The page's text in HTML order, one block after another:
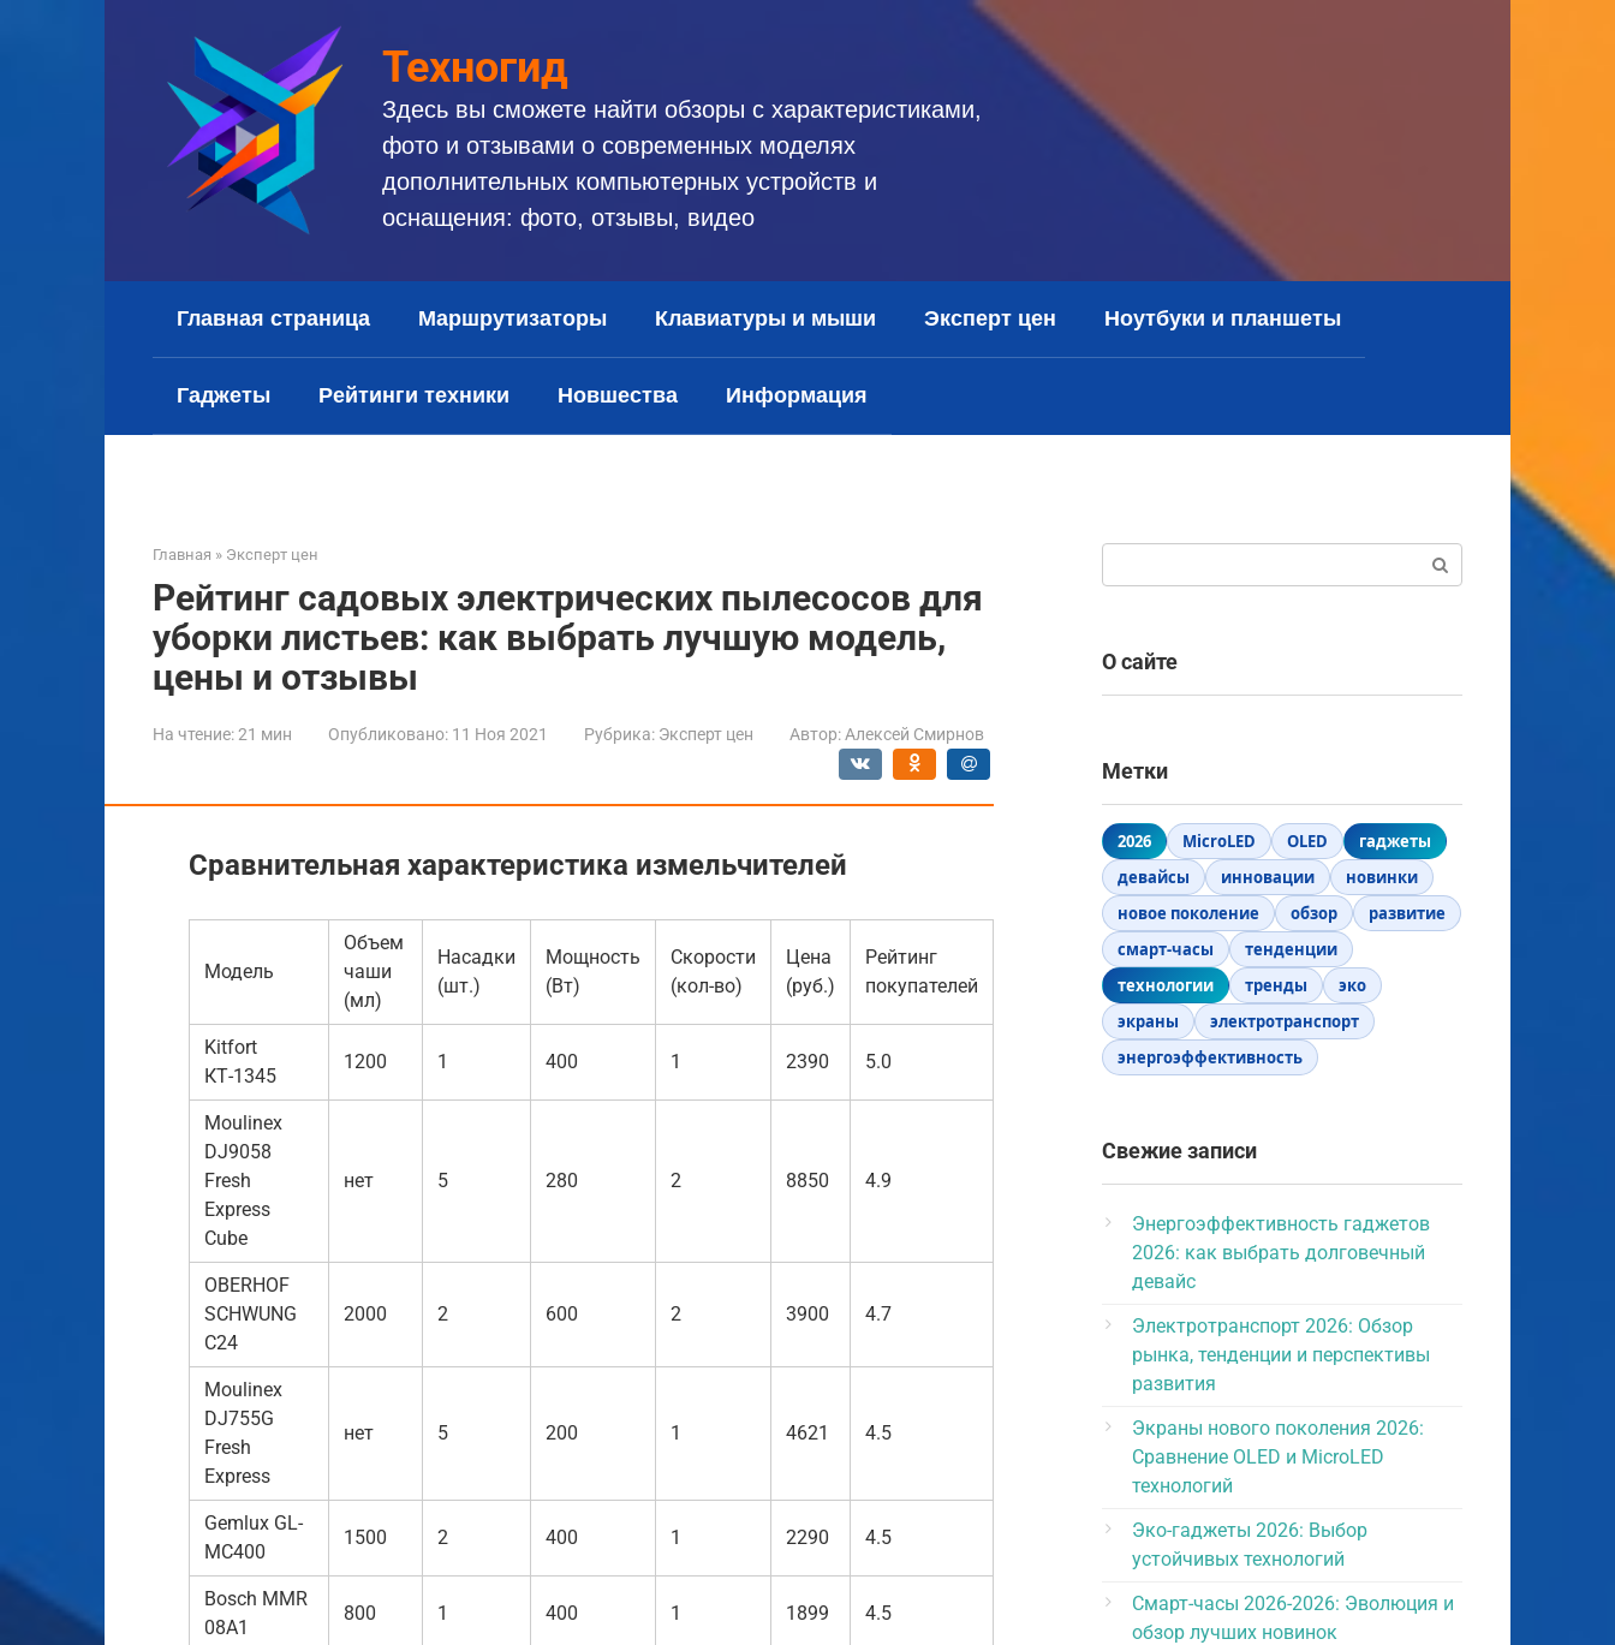
Техногид
Здесь вы сможете найти обзоры с характеристиками,
фото и отзывами о современных моделях
дополнительных компьютерных устройств и
оснащения: фото, отзывы, видео
Главная страница Маршрутизаторы Клавиатуры и мыши Эксперт цен Ноутбуки и планшеты
Гаджеты Рейтинги техники Новшества Информация
Главная » Эксперт цен
Рейтинг садовых электрических пылесосов для
уборки листьев: как выбрать лучшую модель,
цены и отзывы
На чтение:21 мин Опубликовано: 11 Ноя 2021 Рубрика: Эксперт цен Автор: Алексей Смирнов
Сравнительная характеристика измельчителей
Модель
Объем
чаши
(мл)
Насадки
(шт.)
Мощность
(Вт)
Скорости
(кол-во)
Цена
(руб.)
Рейтинг
покупателей
Kitfort
КТ-1345
1200 1 400 1 2390 5.0
Moulinex
DJ9058
Fresh
Express
Cube
нет 5 280 2 8850 4.9
OBERHOF
SCHWUNG
C24
2000 2 600 2 3900 4.7
Moulinex
DJ755G
Fresh
Express
нет 5 200 1 4621 4.5
Gemlux GL-
MC400
1500 2 400 1 2290 4.5
Bosch MMR
08A1
800 1 400 1 1899 4.5
О сайте
Метки
2026 MicroLED OLED
гаджеты
девайсы
инновации
новинки
новое поколение
обзор
развитие
смарт-часы
тенденции
технологии
тренды
эко
экраны
электротранспорт
энергоэффективность
Свежие записи
Энергоэффективность гаджетов
2026: как выбрать долговечный
девайс
Электротранспорт 2026: Обзор
рынка, тенденции и перспективы
развития
Экраны нового поколения 2026:
Сравнение OLED и MicroLED
технологий
Эко-гаджеты 2026: Выбор
устойчивых технологий
Смарт-часы 2026-2026: Эволюция и
обзор лучших новинок